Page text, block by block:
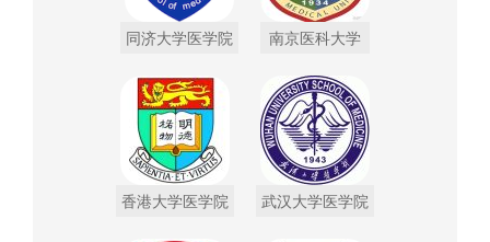
同济大学医学院 南京医科大学
香港大学医学院 武汉大学医学院